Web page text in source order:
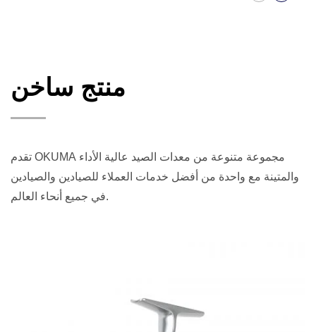
منتج ساخن
تقدم OKUMA مجموعة متنوعة من معدات الصيد عالية الأداء
والمتينة مع واحدة من أفضل خدمات العملاء للصيادين والصيادين
في جميع أنحاء العالم.